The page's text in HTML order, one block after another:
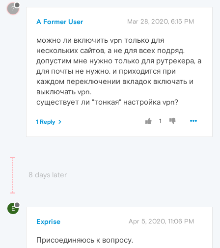
?
A Former User Mar 28, 2020, 6:15 PM
можно ли включить vpn только для
нескольких сайтов, а не для всех подряд.
допустим мне нужно только для рутрекера, а
для почты не нужно. и приходится при
каждом переключении вкладок включать и
выключать vpn.
существует ли "тонкая" настройка vpn?
1
1 Reply
8 days later
E
Exprise Apr 5, 2020, 11:06 PM
Присоединяюсь к вопросу.